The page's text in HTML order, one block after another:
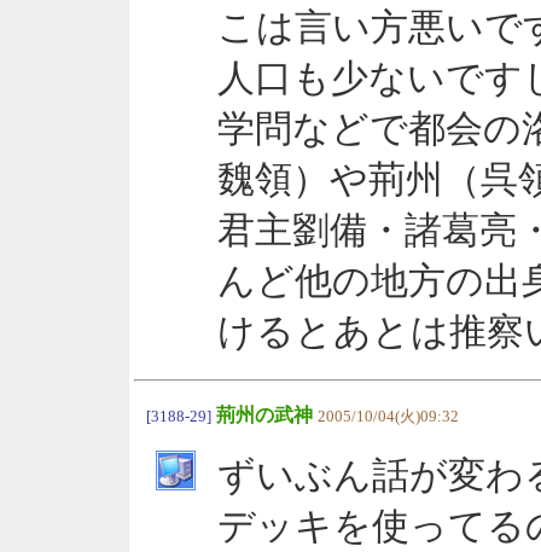
こは言い方悪いで
人口も少ないです
学問などで都会の
魏領）や荊州（呉
君主劉備・諸葛亮
んど他の地方の出
けるとあとは推察
[3188-29] 荊州の武神 2005/10/04(火)09:32
ずいぶん話が変わ
デッキを使ってる